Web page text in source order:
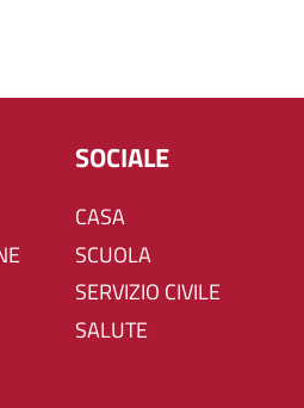
SOCIALE
CASA
SCUOLA
SERVIZIO CIVILE
SALUTE